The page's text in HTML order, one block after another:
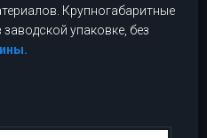
Крупногабаритные
упаковке, без